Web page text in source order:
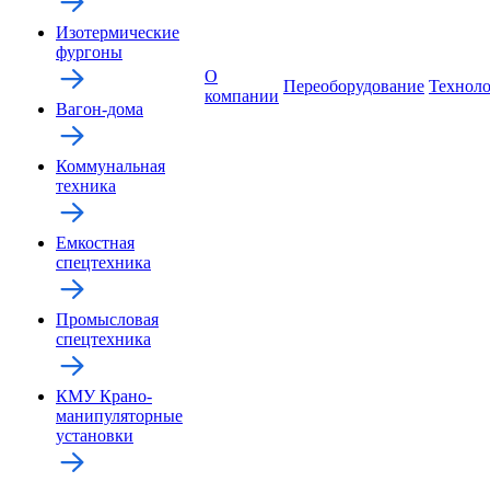
Изотермические
фургоны
Вагон-дома
Коммунальная
техника
Емкостная
спецтехника
Промысловая
спецтехника
КМУ Крано-
манипуляторные
установки
О
компании
Переоборудование